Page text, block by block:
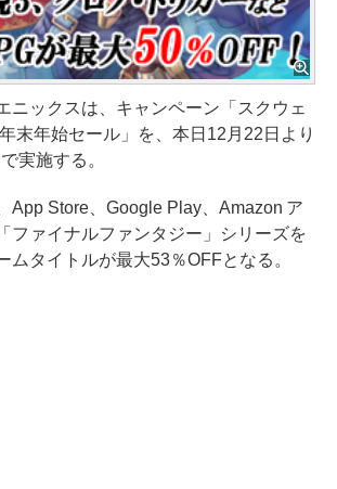
ックスは、キャンペーン「スクウェ
末年始セール」を、本日12月22日より
実施する。
App Store、Google Play、Amazon ア
ファイナルファンタジー」シリーズを
ムタイトルが最大53％OFFとなる。